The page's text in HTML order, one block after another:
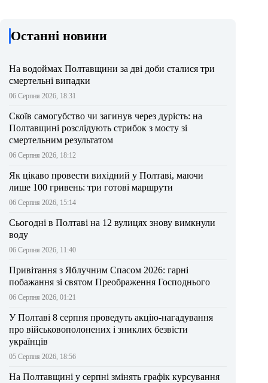
Останні новини
На водоймах Полтавщини за дві доби сталися три
смертельні випадки
06 Серпня 2026, 18:31
Скоїв самогубство чи загинув через дурість: на
Полтавщині розслідують стрибок з мосту зі
смертельним результатом
06 Серпня 2026, 18:12
Як цікаво провести вихідний у Полтаві, маючи
лише 100 гривень: три готові маршрути
06 Серпня 2026, 15:14
Сьогодні в Полтаві на 12 вулицях знову вимкнули
воду
06 Серпня 2026, 11:40
Привітання з Яблучним Спасом 2026: гарні
побажання зі святом Преображення Господнього
06 Серпня 2026, 01:21
У Полтаві 8 серпня проведуть акцію-нагадування
про військовополонених і зниклих безвісти
українців
05 Серпня 2026, 18:56
На Полтавщині у серпні змінять графік курсування